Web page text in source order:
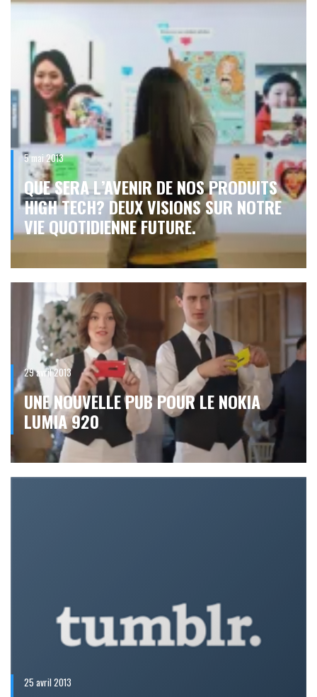
5 mai 2013
QUE SERA L’AVENIR DE NOS PRODUITS
HIGH TECH? DEUX VISIONS SUR NOTRE
VIE QUOTIDIENNE FUTURE.
29 avril 2013
UNE NOUVELLE PUB POUR LE NOKIA
LUMIA 920
25 avril 2013